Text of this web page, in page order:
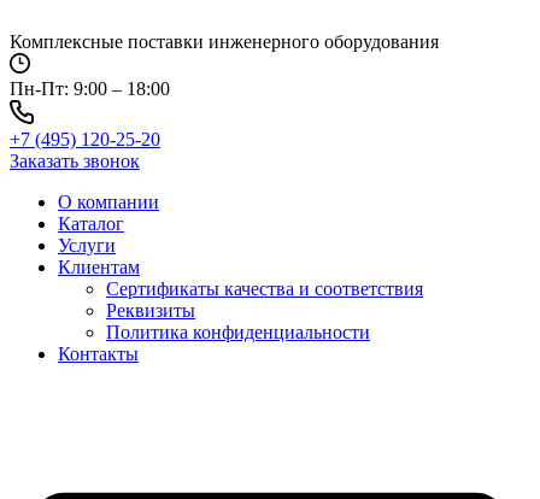
к
содержимому
Комплексные поставки инженерного оборудования
Пн-Пт: 9:00 – 18:00
+7 (495) 120-25-20
Заказать звонок
О компании
Каталог
Услуги
Клиентам
Сертификаты качества и соответствия
Реквизиты
Политика конфиден­циальности
Контакты